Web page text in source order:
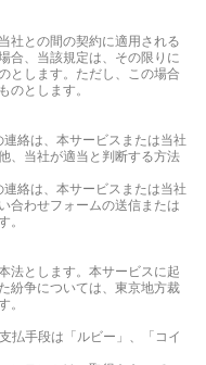
社との間の契約に適用される
合、当該規定は、その限りに
とします。ただし、この場合
とします。
絡は、本サービスまたは当社
、当社が適当と判断する方法
絡は、本サービスまたは当社
合わせフォームの送信または
法とします。本サービスに起
紛争については、東京地方裁
払手段は「ルビー」、「コイ